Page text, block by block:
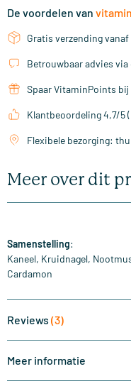
De voordelen van
Gratis verzending vanaf
Betrouwbaar advies
Spaar VitaminPoints
Klantbeoordeling 4,7/5
Flexibele bezorging:
Meer over dit
Samenstelling:
Kaneel, Kruidnagel,
Cardamon
Reviews (3)
Meer informatie